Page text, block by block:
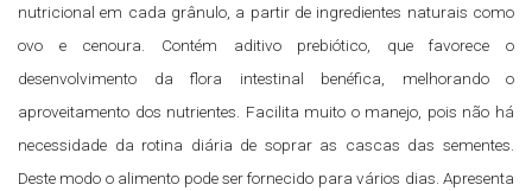
nutricional em cada grânulo, a partir de ingredientes naturais como
ovo e cenoura. Contém aditivo prebiótico, que favorece o
desenvolvimento da flora intestinal benéfica, melhorando o
aproveitamento dos nutrientes. Facilita muito o manejo, pois não há
necessidade da rotina diária de soprar as cascas das sementes.
Deste modo o alimento pode ser fornecido para vários dias. Apresenta